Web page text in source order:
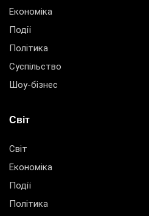
Економіка
Події
Політика
Суспільство
Шоу-бізнес
Світ
Світ
Економіка
Події
Політика